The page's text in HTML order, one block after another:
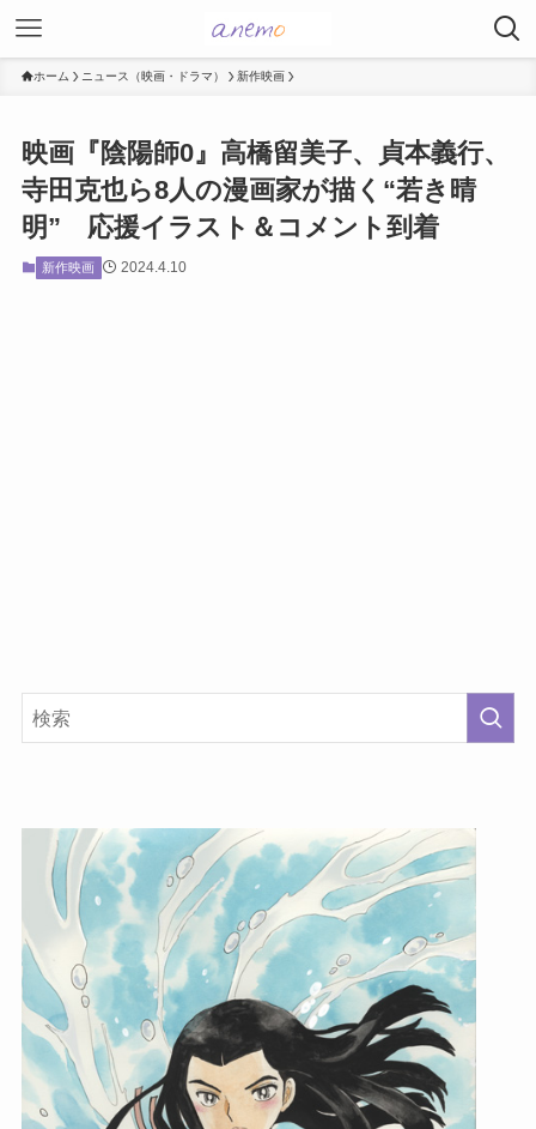
ホーム ニュース（映画・ドラマ） 新作映画
映画『陰陽師0』高橋留美子、貞本義行、
寺田克也ら8人の漫画家が描く“若き晴
明” 応援イラスト＆コメント到着
新作映画 2024.4.10